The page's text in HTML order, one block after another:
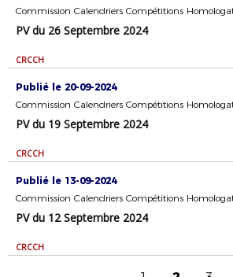
PV du 26 Septembre 2024
CRCCH
Publié le 20-09-2024
PV du 19 Septembre 2024
CRCCH
Publié le 13-09-2024
PV du 12 Septembre 2024
CRCCH